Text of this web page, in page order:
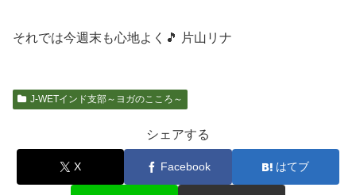
それでは今週末も心地よく🎵 片山リナ
J-WETインド支部～ヨガのこころ～
シェアする
X Facebook はてブ